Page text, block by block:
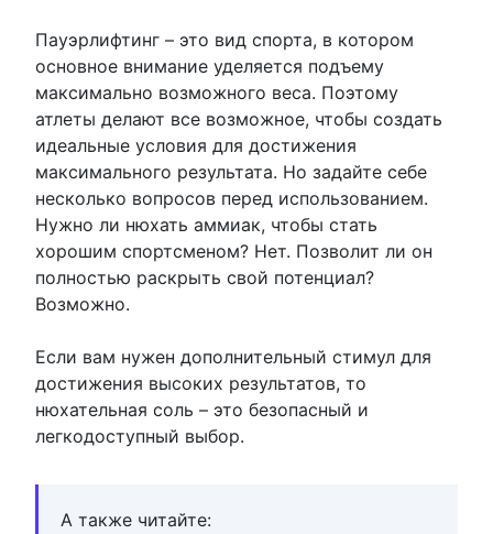
Пауэрлифтинг – это вид спорта, в котором
основное внимание уделяется подъему
максимально возможного веса. Поэтому
атлеты делают все возможное, чтобы создать
идеальные условия для достижения
максимального результата. Но задайте себе
несколько вопросов перед использованием.
Нужно ли нюхать аммиак, чтобы стать
хорошим спортсменом? Нет. Позволит ли он
полностью раскрыть свой потенциал?
Возможно.
Если вам нужен дополнительный стимул для
достижения высоких результатов, то
нюхательная соль – это безопасный и
легкодоступный выбор.
А также читайте: